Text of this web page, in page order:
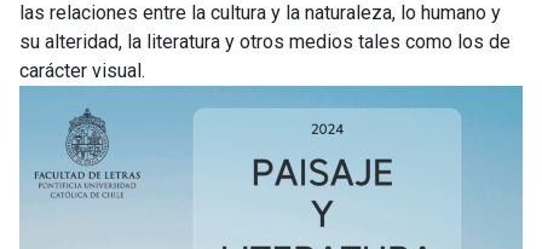
las relaciones entre la cultura y la naturaleza, lo humano y
su alteridad, la literatura y otros medios tales como los de
carácter visual.